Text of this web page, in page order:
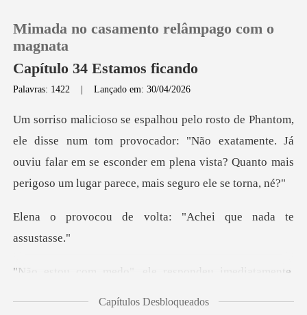
Loja
Histórico
Sair
Mimada no casamento relâmpago com o
magnata
Capítulo 34 Estamos ficando
Palavras: 1422 |Lançado em: 30/04/2026
m provocador: "Não exatamente. Já
ouviu falar em se esconder em plena vi
volta: "Achei que
ele respondeu imediata
Capítulos Desbloqueados